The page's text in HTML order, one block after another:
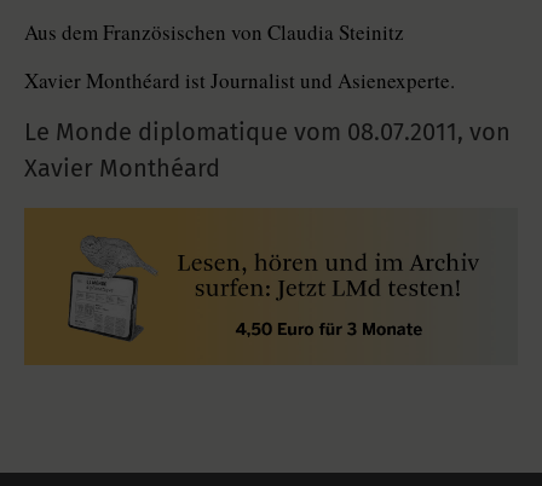
Aus dem Französischen von Claudia Steinitz
Xavier Monthéard ist Journalist und Asienexperte.
Le Monde diplomatique vom 08.07.2011, von
Xavier Monthéard